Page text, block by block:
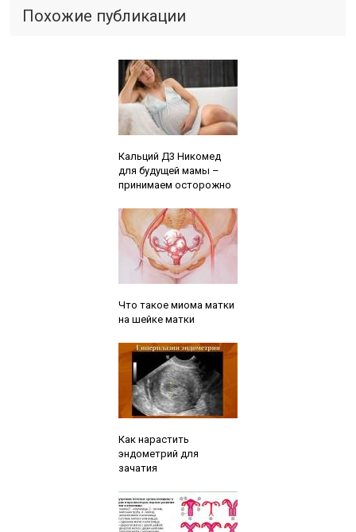
Похожие публикации
Кальций Д3 Никомед
для будущей мамы –
принимаем осторожно
Что такое миома матки
на шейке матки
Как нарастить
эндометрий для
зачатия